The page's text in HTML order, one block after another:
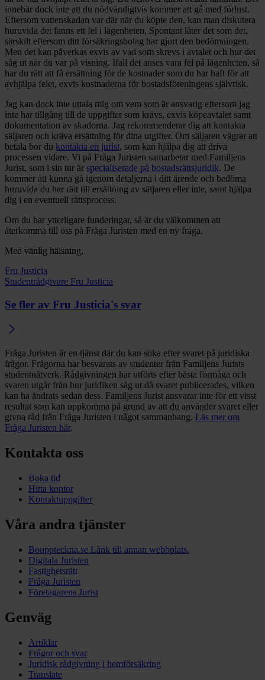
innebär dock inte att du nödvändigtvis kommer att gå med förlust.
Eftersom vattenskadan var där när du köpte den, kan man diskutera
huruvida det fanns ett fel i lägenheten. Spontant låter det som det,
särskilt eftersom ditt försäkringsbolag har gjort den bedömningen.
Men det kan påverkas exvis av vad som skrevs i avtalet och hur det
såg ut när du var på visning. Ifall det anses vara fel på lägenheten, så
har du rätt att få ersättning för de kostnader som du har haft för att
avhjälpa felet, exvis kostnaderna för bostadsföreningens självrisk.
Jag kan dock inte uttala mig om vem som är ansvarig eftersom jag
inte har tillgång till de uppgifter som krävs, exvis köpeavtalet samt
dokumentation av skadorna. Jag rekommenderar dig att kontakta
säljaren och kräva ersättning för dina utgifter. Om säljaren vägrar att
betala bör du kontakta en jurist, som kan hjälpa dig att driva
processen vidare. Vi på Fråga Juristen samarbetar med Familjens
Jurist, som i sin tur är specialiserade på bostadsrättsjuridik. De
kommer att kunna gå igenom detaljerna i ditt ärende och bedöma
huruvida du har rätt till ersättning av säljaren eller inte, samt hjälpa
dig i en eventuell rättsprocess.
Om du har ytterligare funderingar, så är du välkommen att
återkomma till oss på Fråga Juristen med en ny fråga.
Med vänlig hälsning,
Fru Justicia
Studentrådgivare Fru Justicia
Se fler av Fru Justicia's svar
Fråga Juristen är en tjänst där du kan söka efter svaret på juridiska
frågor. Frågorna har besvarats av studenter från Familjens Jurists
studentnätverk. Rådgivningen har utförts efter bästa förmåga och
svaren utgår från hur juridiken såg ut då svaret publicerades, vilken
kan ha ändrats sedan dess. Familjens Jurist ansvarar inte för ett visst
resultat som kan uppkomma på grund av att du använder svaret eller
givna råd från Fråga Juristen i något sammanhang. Läs mer om
Fråga Juristen här.
Kontakta oss
Boka tid
Hitta kontor
Kontaktuppgifter
Våra andra tjänster
Bouppteckna.se Länk till annan webbplats.
Digitala Juristen
Fastighetsrätt
Fråga Juristen
Företagarens Jurist
Genväg
Artiklar
Frågor och svar
Juridisk rådgivning i hemförsäkring
Translate